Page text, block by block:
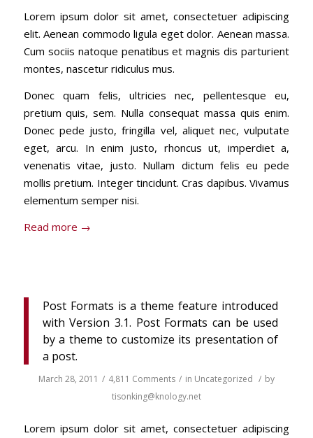
Lorem ipsum dolor sit amet, consectetuer adipiscing
elit. Aenean commodo ligula eget dolor. Aenean massa.
Cum sociis natoque penatibus et magnis dis parturient
montes, nascetur ridiculus mus.
Donec quam felis, ultricies nec, pellentesque eu,
pretium quis, sem. Nulla consequat massa quis enim.
Donec pede justo, fringilla vel, aliquet nec, vulputate
eget, arcu. In enim justo, rhoncus ut, imperdiet a,
venenatis vitae, justo. Nullam dictum felis eu pede
mollis pretium. Integer tincidunt. Cras dapibus. Vivamus
elementum semper nisi.
Read more →
Post Formats is a theme feature introduced
with Version 3.1. Post Formats can be used
by a theme to customize its presentation of
a post.
March 28, 2011 / 4,811 Comments / in Uncategorized / by
tisonking@knology.net
Lorem ipsum dolor sit amet, consectetuer adipiscing